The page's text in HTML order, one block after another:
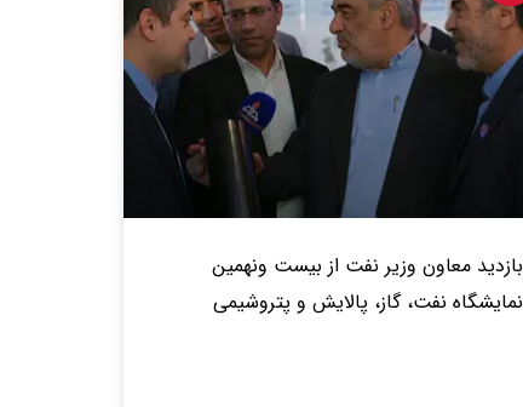
بازدید معاون وزير نفت از بيست ونهمين
نمایشگاه نفت، گاز، پالایش و پتروشیمی